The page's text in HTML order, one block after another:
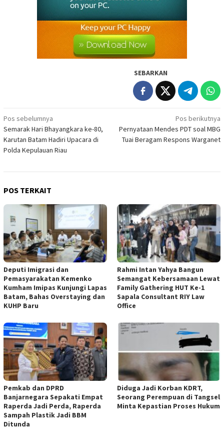
SEBARKAN
Navigasi
pos
Pos sebelumnya
Semarak Hari Bhayangkara ke-80,
Karutan Batam Hadiri Upacara di
Polda Kepulauan Riau
Pos berikutnya
Pernyataan Mendes PDT soal MBG
Tuai Beragam Respons Warganet
POS TERKAIT
Deputi Imigrasi dan
Pemasyarakatan Kemenko
Kumham Imipas Kunjungi Lapas
Batam, Bahas Overstaying dan
KUHP Baru
Rahmi Intan Yahya Bangun
Semangat Kebersamaan Lewat
Family Gathering HUT Ke-1
Sapala Consultant RIY Law
Office
Pemkab dan DPRD
Banjarnegara Sepakati Empat
Raperda Jadi Perda, Raperda
Sampah Plastik Jadi BBM
Ditunda
Diduga Jadi Korban KDRT,
Seorang Perempuan di Tangsel
Minta Kepastian Proses Hukum